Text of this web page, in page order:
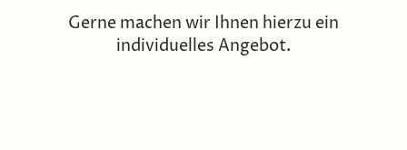
Gerne machen wir Ihnen hierzu ein
individuelles Angebot.